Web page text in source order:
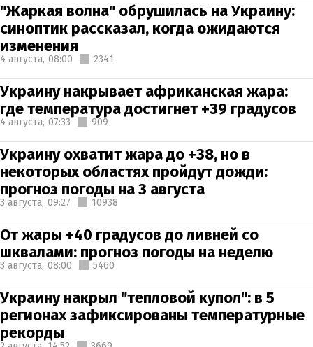
"Жаркая волна" обрушилась на Украину:
синоптик рассказал, когда ожидаются
изменения
4 августа, 08:00 2341
Украину накрывает африканская жара:
где температура достигнет +39 градусов
4 августа, 07:33 909
Украину охватит жара до +38, но в
некоторых областях пройдут дожди:
прогноз погоды на 3 августа
3 августа, 09:27 10938
От жары +40 градусов до ливней со
шквалами: прогноз погоды на неделю
3 августа, 08:00 5460
Украину накрыл "тепловой купол": в 5
регионах зафиксированы температурные
рекорды